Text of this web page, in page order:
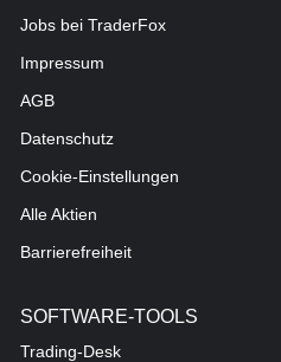
Jobs bei TraderFox
Impressum
AGB
Datenschutz
Cookie-Einstellungen
Alle Aktien
Barrierefreiheit
SOFTWARE-TOOLS
Trading-Desk